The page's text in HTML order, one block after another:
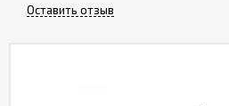
Оставить отзыв